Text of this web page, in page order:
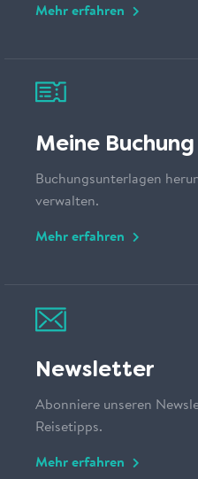
Mehr erfahren
Meine Buchung
Buchungsunterlagen
verwalten.
Mehr erfahren
Newsletter
Abonniere unseren
Reisetipps.
Mehr erfahren